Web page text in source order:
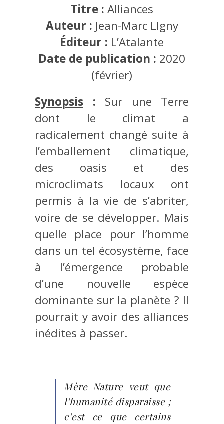
Titre : Alliances
Auteur : Jean-Marc LIgny
Éditeur : L’Atalante
Date de publication : 2020
(février)
Synopsis : Sur une Terre
dont le climat a
radicalement changé suite à
l’emballement climatique,
des oasis et des
microclimats locaux ont
permis à la vie de s’abriter,
voire de se développer. Mais
quelle place pour l’homme
dans un tel écosystème, face
à l’émergence probable
d’une nouvelle espèce
dominante sur la planète ? Il
pourrait y avoir des alliances
inédites à passer.
Mère Nature veut que
l’humanité disparaisse ;
c’est ce que certains